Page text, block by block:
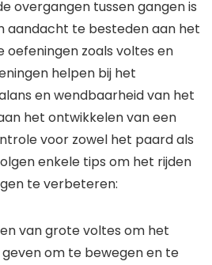
overgangen tussen gangen is
aandacht te besteden aan het
oefeningen zoals voltes en
helpen bij het
en wendbaarheid van het
het ontwikkelen van een
voor zowel het paard als
enkele tips om het rijden
te verbeteren:
van grote voltes om het
om te bewegen en te